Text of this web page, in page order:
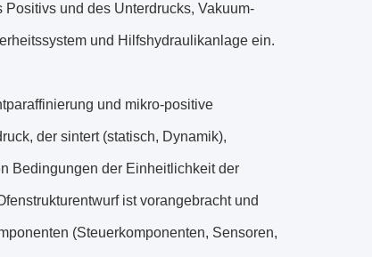
und des Unterdrucks, Vakuum-
und Hilfshydraulikanlage ein.
und mikro-positive
der sintert (statisch, Dynamik),
Bedingungen der Einheitlichkeit der
ist vorangebracht und
(Steuerkomponenten, Sensoren,